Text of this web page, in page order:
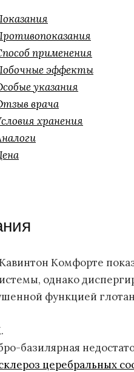
применения
эффекты
указания
врача
хранения
Комфорте
однако
функцией
базилярная
церебральных